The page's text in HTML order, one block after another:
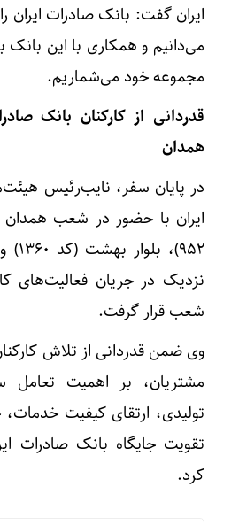
ایران گفت: بانک صادرات ایران
می‌دانیم و همکاری با این بانک
مجموعه خود می‌شماریم.
قدردانی از کارکنان بانک
همدان
در پایان سفر، نایب‌رئیس
نزدیک در جریان فعالیت‌های
شعب قرار گرفت.
وی ضمن قدردانی از تلاش
مشتریان، بر اهمیت تعامل
تولیدی، ارتقای کیفیت خدمات،
تقویت جایگاه بانک صادرات
کرد.